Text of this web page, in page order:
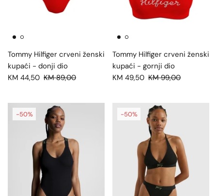
Tommy Hilfiger crveni ženski
kupaći - donji dio
KM 44,50 KM 89,00
Tommy Hilfiger crveni ženski
kupaći - gornji dio
KM 49,50 KM 99,00
-50% -50%